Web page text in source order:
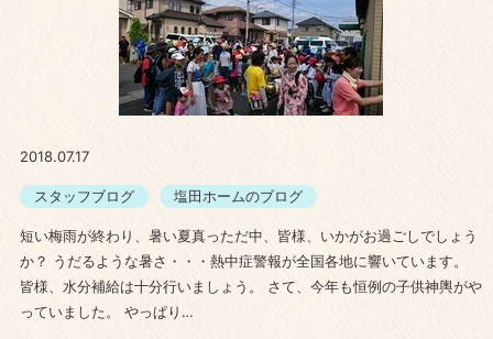
2018.07.17
スタッフブログ 塩田ホームのブログ
短い梅雨が終わり、暑い夏真っただ中、皆様、いかがお過ごしでしょう
か？ うだるような暑さ・・・熱中症警報が全国各地に響いています。
皆様、水分補給は十分行いましょう。 さて、今年も恒例の子供神輿がや
っていました。 やっぱり…